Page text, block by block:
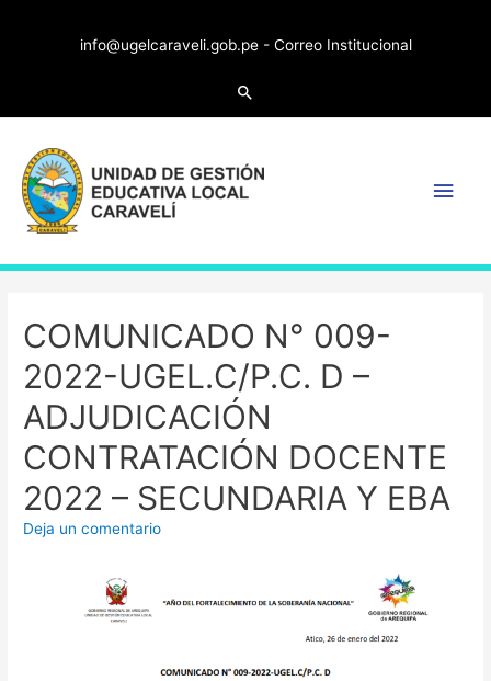
info@ugelcaraveli.gob.pe - Correo Institucional
COMUNICADO N° 009-
2022-UGEL.C/P.C. D –
ADJUDICACIÓN
CONTRATACIÓN DOCENTE
2022 – SECUNDARIA Y EBA
Deja un comentario